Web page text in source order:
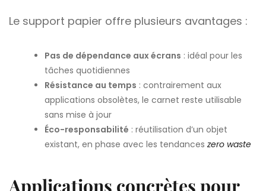
Le support papier offre plusieurs avantages :
Pas de dépendance aux écrans : idéal pour les
tâches quotidiennes
Résistance au temps : contrairement aux
applications obsolètes, le carnet reste utilisable
sans mise à jour
Éco-responsabilité : réutilisation d’un objet
existant, en phase avec les tendances zero waste
Applications concrètes pour